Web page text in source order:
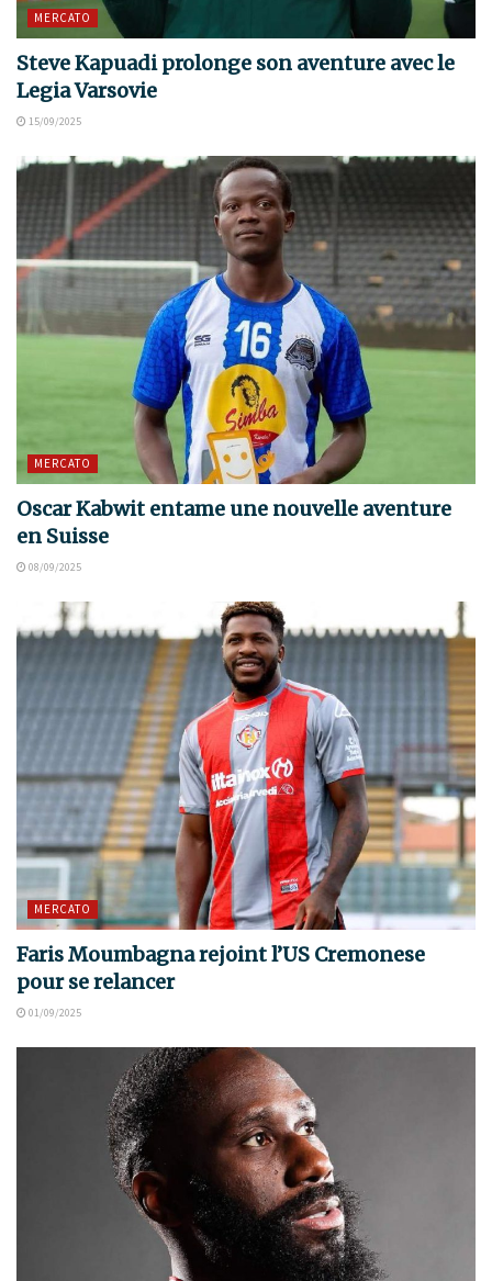
MERCATO
Steve Kapuadi prolonge son aventure avec le
Legia Varsovie
15/09/2025
MERCATO
Oscar Kabwit entame une nouvelle aventure
en Suisse
08/09/2025
MERCATO
Faris Moumbagna rejoint l’US Cremonese
pour se relancer
01/09/2025